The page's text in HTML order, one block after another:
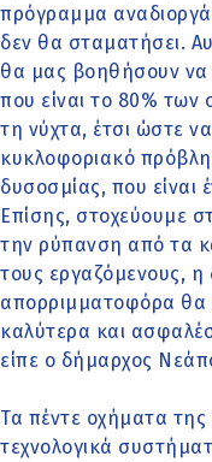
πρόγραμμα
δεν θα σταματήσει.
θα μας βοηθήσουν να
που είναι το 80% των
τη νύχτα, έτσι ώστε να
κυκλοφοριακό
δυσοσμίας, που είναι
Επίσης, στοχεύουμε
την ρύπανση από τα
τους εργαζόμενους, η
απορριμματοφόρα θα
καλύτερα και
είπε ο δήμαρχος
Τα πέντε οχήματα της
τεχνολογικά